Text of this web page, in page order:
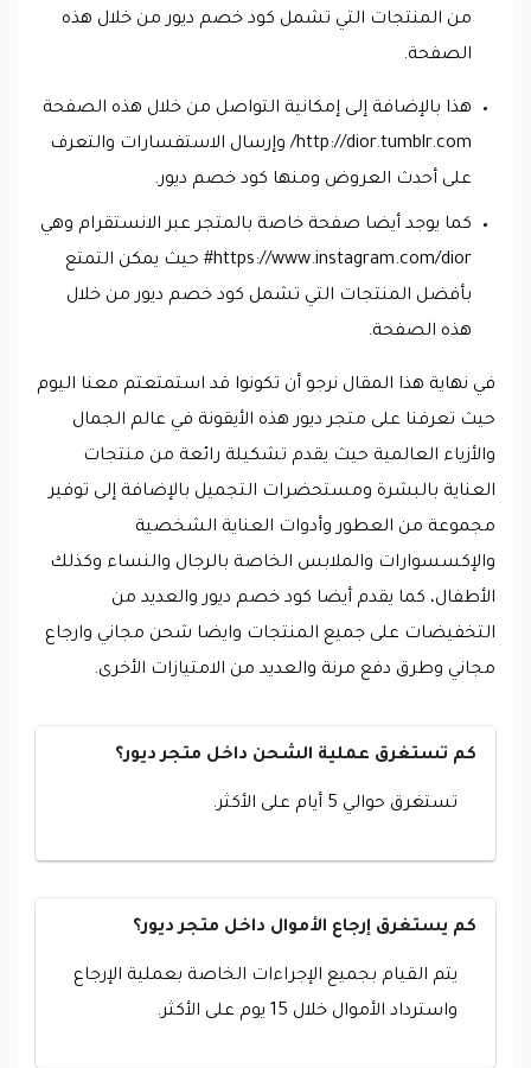
من المنتجات التي تشمل كود خصم ديور من خلال هذه
الصفحة.
هذا بالإضافة إلى إمكانية التواصل من خلال هذه الصفحة
http://dior.tumblr.com/ وإرسال الاستفسارات والتعرف
على أحدث العروض ومنها كود خصم ديور.
كما يوجد أيضا صفحة خاصة بالمتجر عبر الانستقرام وهي
https://www.instagram.com/dior# حيث يمكن التمتع
بأفضل المنتجات التي تشمل كود خصم ديور من خلال
هذه الصفحة.
في نهاية هذا المقال نرجو أن تكونوا قد استمتعتم معنا اليوم
حيث تعرفنا على متجر ديور هذه الأيقونة في عالم الجمال
والأزياء العالمية حيث يقدم تشكيلة رائعة من منتجات
العناية بالبشرة ومستحضرات التجميل بالإضافة إلى توفير
مجموعة من العطور وأدوات العناية الشخصية
والإكسسوارات والملابس الخاصة بالرجال والنساء وكذلك
الأطفال، كما يقدم أيضا كود خصم ديور والعديد من
التخفيضات على جميع المنتجات وايضا شحن مجاني وارجاع
مجاني وطرق دفع مرنة والعديد من الامتيازات الأخرى.
كم تستغرق عملية الشحن داخل متجر ديور؟
تستغرق حوالي 5 أيام على الأكثر.
كم يستغرق إرجاع الأموال داخل متجر ديور؟
يتم القيام بجميع الإجراءات الخاصة بعملية الإرجاع
واسترداد الأموال خلال 15 يوم على الأكثر.